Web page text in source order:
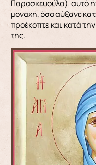
Παρασκευούλα), αυτό
μοναχή, όσο αύξανε
προέκοπτε και κατά
της.